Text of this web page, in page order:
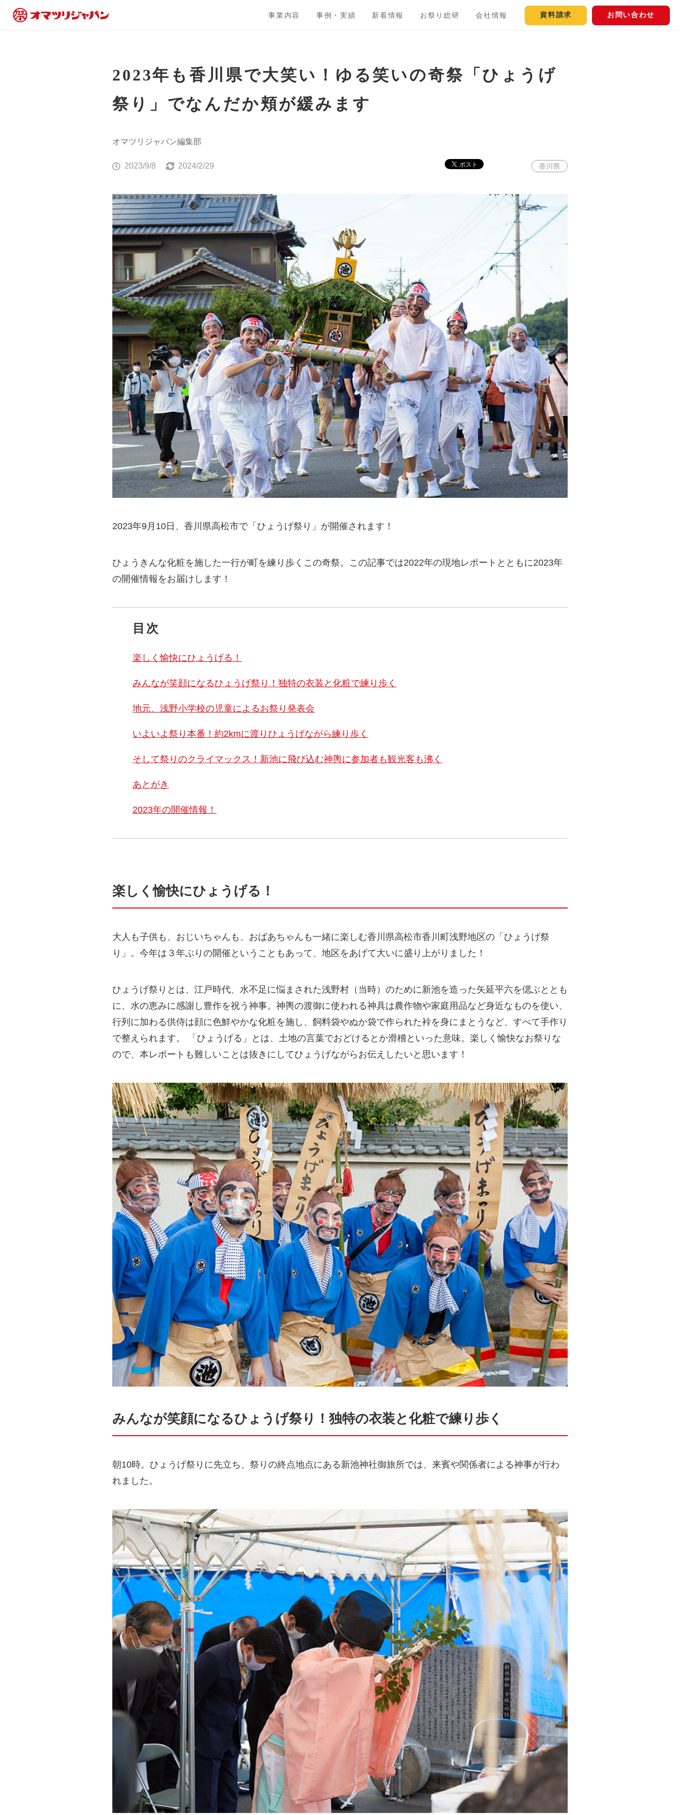
事業内容 事例・実績 新着情報 お祭り総研 会社情報 資料請求 お問い合わせ
2023年も香川県で大笑い！ゆる笑いの奇祭「ひょうげ
祭り」でなんだか頬が緩みます
オマツリジャパン編集部
2023/9/8 2024/2/29 香川県
2023年9月10日、香川県高松市で「ひょうげ祭り」が開催されます！
ひょうきんな化粧を施した一行が町を練り歩くこの奇祭。この記事では2022年の現地レポートとともに2023年
の開催情報をお届けします！
目次
楽しく愉快にひょうげる！
みんなが笑顔になるひょうげ祭り！独特の衣装と化粧で練り歩く
地元、浅野小学校の児童によるお祭り発表会
いよいよ祭り本番！約2kmに渡りひょうげながら練り歩く
そして祭りのクライマックス！新池に飛び込む神輿に参加者も観光客も沸く
あとがき
2023年の開催情報！
楽しく愉快にひょうげる！
大人も子供も、おじいちゃんも、おばあちゃんも一緒に楽しむ香川県高松市香川町浅野地区の「ひょうげ祭
り」。今年は３年ぶりの開催ということもあって、地区をあげて大いに盛り上がりました！
ひょうげ祭りとは、江戸時代、水不足に悩まされた浅野村（当時）のために新池を造った矢延平六を偲ぶととも
に、水の恵みに感謝し豊作を祝う神事。神輿の渡御に使われる神具は農作物や家庭用品など身近なものを使い、
行列に加わる供侍は顔に色鮮やかな化粧を施し、飼料袋やぬか袋で作られた裃を身にまとうなど、すべて手作り
で整えられます。 「ひょうげる」とは、土地の言葉でおどけるとか滑稽といった意味。楽しく愉快なお祭りな
ので、本レポートも難しいことは抜きにしてひょうげながらお伝えしたいと思います！
みんなが笑顔になるひょうげ祭り！独特の衣装と化粧で練り歩く
朝10時。ひょうげ祭りに先立ち、祭りの終点地点にある新池神社御旅所では、来賓や関係者による神事が行わ
れました。